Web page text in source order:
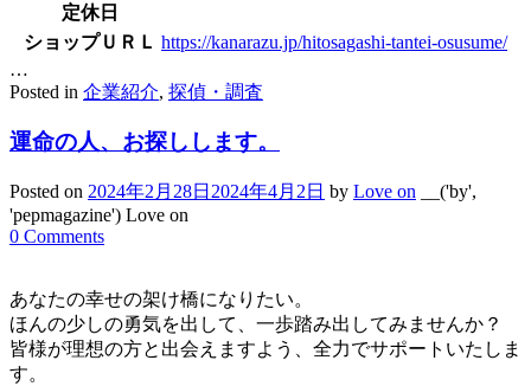
定休日
ショップＵＲＬ https://kanarazu.jp/hitosagashi-tantei-osusume/
…
Posted in 企業紹介, 探偵・調査
運命の人、お探しします。
Posted on 2024年2月28日 2024年4月2日 by Love on __('by',
'pepmagazine') Love on
0 Comments
あなたの幸せの架け橋になりたい。
ほんの少しの勇気を出して、一歩踏み出してみませんか？
皆様が理想の方と出会えますよう、全力でサポートいたしま
す。